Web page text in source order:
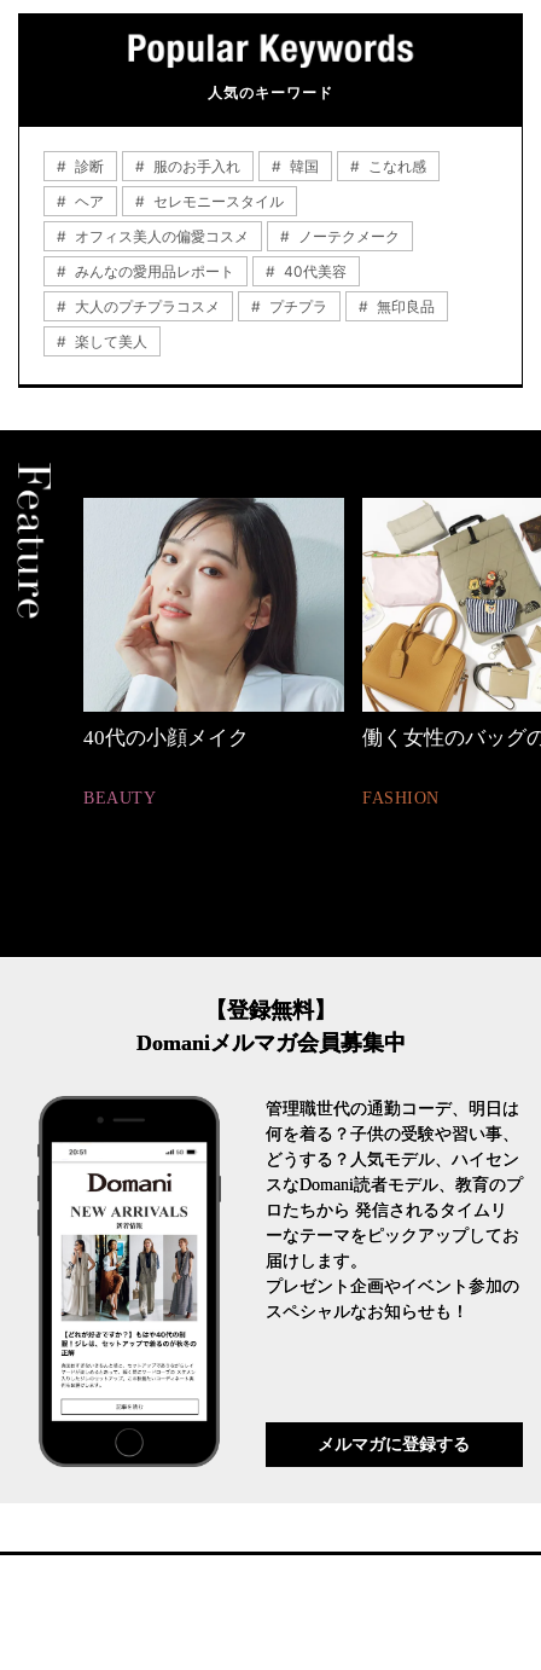
人気のキーワード
診断 服のお手入れ 韓国
こなれ感
ヘア
セレモニースタイル
オフィス美人の偏愛コスメ
ノーテクメーク
みんなの愛用品レポート
40代美容
大人のプチプラコスメ
プチプラ
無印良品
楽して美人
働く女性のバッグの中身
FASHION
心地よくいられる
【登録無料】
Domaniメルマガ会員募集中
管理職世代の通勤コーデ、明日は
何を着る？子供の受験や習い事、
どうする？人気モデル、ハイセン
スなDomani読者モデル、教育のプ
ロたちから 発信されるタイムリ
ーなテーマをピックアップしてお
届けします。
プレゼント企画やイベント参加の
スペシャルなお知らせも！
メルマガに登録する